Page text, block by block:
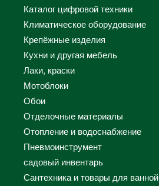
Каталог цифровой техники
Климатическое оборудование
Крепёжные изделия
Кухни и другая мебель
Лаки, краски
Мотоблоки
Обои
Отделочные материалы
Отопление и водоснабжение
Пневмоинструмент
садовый инвентарь
Сантехника и товары для ванной